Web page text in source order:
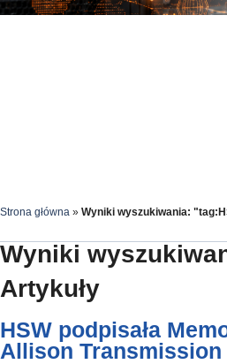
Strona główna » Wyniki wyszukiwania:
Wyniki
Artykuły
HSW podpisała
Allison Transmission